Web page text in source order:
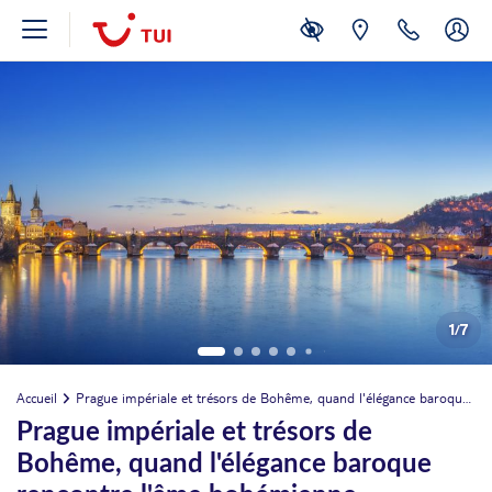
1/7
Accueil Prague impériale et trésors de Bohême, quand l'élégance baroque rencontre l'âme bohémienne
Prague impériale et trésors de
Bohême, quand l'élégance baroque